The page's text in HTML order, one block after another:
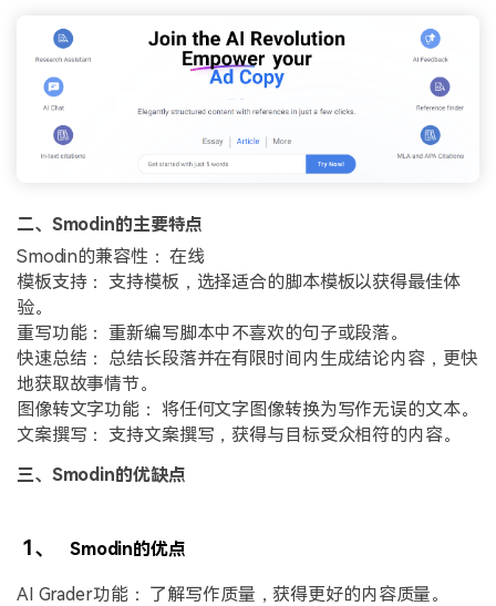
二、Smodin的主要特点
Smodin的兼容性： 在线
模板支持： 支持模板，选择适合的脚本模板以获得最佳体
验。
重写功能： 重新编写脚本中不喜欢的句子或段落。
快速总结： 总结长段落并在有限时间内生成结论内容，更快
地获取故事情节。
图像转文字功能： 将任何文字图像转换为写作无误的文本。
文案撰写： 支持文案撰写，获得与目标受众相符的内容。
三、Smodin的优缺点
1、 Smodin的优点
AI Grader功能： 了解写作质量，获得更好的内容质量。